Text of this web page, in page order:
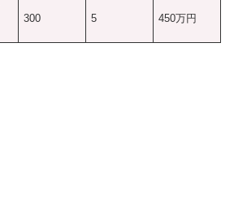
300 5 450万円